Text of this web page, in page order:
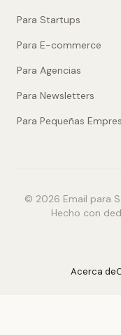
Para Startups
Para E-commerce
Para Agencias
Para Newsletters
Para Pequeñas
© 2026 Email para
Hecho con
Acerca de